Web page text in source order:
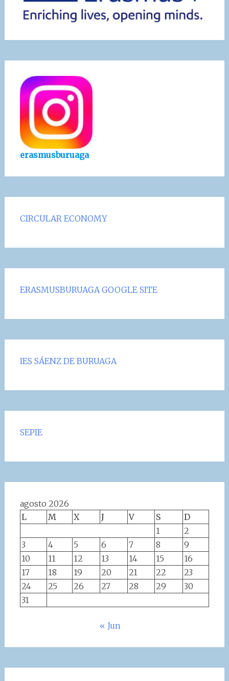
erasmusburuaga
CIRCULAR ECONOMY
ERASMUSBURUAGA GOOGLE SITE
IES SÁENZ DE BURUAGA
SEPIE
agosto 2026
L
M X J V S
D
1
2
3
4 5 6 7 8
9
10
11 12 13 14 15
16
17
18 19 20 21 22
23
24
25 26 27 28 29
30
31
« Jun